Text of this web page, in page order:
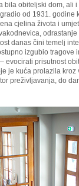
obiteljski dom, ali
od 1931. godine
cjelina života i
danas čini temelj
izgubio tragove
evocirati prisutnost
je kuća prolazila
preživljavanja, do